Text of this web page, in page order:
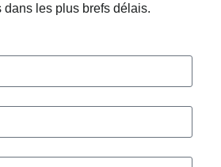
dans les plus brefs délais.